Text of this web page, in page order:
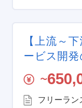
【上流～
ービス開
〜
フリーラン